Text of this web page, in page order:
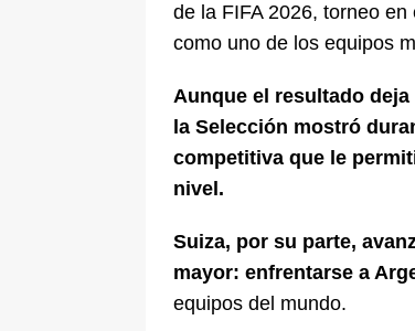
de la FIFA 2026, torneo
como uno de los equipos
Aunque el resultado
la Selección mostró
competitiva que le
nivel.
Suiza, por su parte,
mayor: enfrentarse a
equipos del mundo.